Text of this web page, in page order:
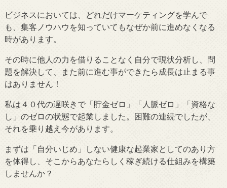
ビジネスにおいては、どれだけマーケティングを学んで
も、集客ノウハウを知っていてもなぜか前に進めなくなる
時があります。
その時に他人の力を借りることなく自分で現状分析し、問
題を解決して、また前に進む事ができたら成長は止まる事
はありません！
私は４０代の遅咲きで「貯金ゼロ」「人脈ゼロ」「資格な
し」のゼロの状態で起業しました。困難の連続でしたが、
それを乗り越え今があります。
まずは「自分いじめ」しない健康な起業家としてのあり方
を体得し、そこからあなたらしく稼ぎ続ける仕組みを構築
しませんか？